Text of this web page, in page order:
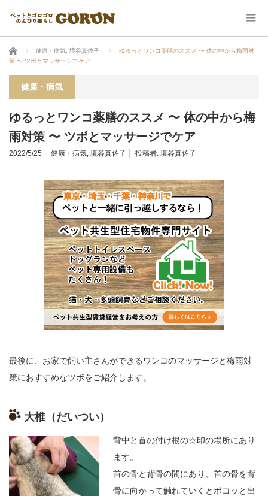
ホーム 健康・病気 境谷真佐子
ゆるっとワンコ薬膳のススメ 〜 体の中から梅雨対
策 〜 ツボとマッサージでケア
健康・病気
ゆるっとワンコ薬膳のススメ 〜 体の中から梅
雨対策 〜 ツボとマッサージでケア
2022/5/25 健康・病気, 境谷真佐子 投稿者: 境谷真佐子
最後に、お家で飼い主さんができるワンコのマッサージと梅雨対
策におすすめなツボをご紹介します。
大椎（だいつい）
背中と首の付け根の☆印の場所にあり
ます。
首の骨と背骨の間にあり、首の骨を背
骨に向かって触れていくとポコッと出